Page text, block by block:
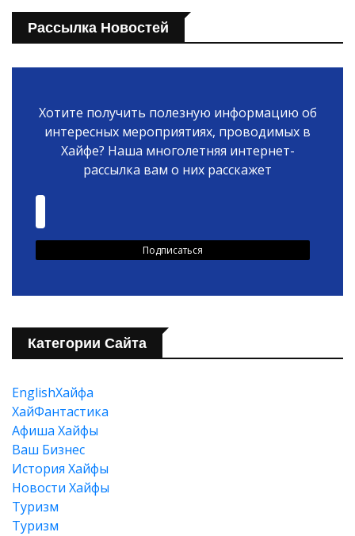
Рассылка Новостей
Хотите получить полезную информацию об
интересных мероприятиях, проводимых в
Хайфе? Наша многолетняя интернет-
рассылка вам о них расскажет
Категории Сайта
EnglishХайфа
XайФантастика
Афиша Хайфы
Ваш Бизнес
История Хайфы
Новости Хайфы
Туризм
Туризм